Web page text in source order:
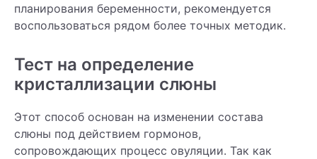
планирования беременности, рекомендуется
воспользоваться рядом более точных методик.
Тест на определение
кристаллизации слюны
Этот способ основан на изменении состава
слюны под действием гормонов,
сопровождающих процесс овуляции. Так как